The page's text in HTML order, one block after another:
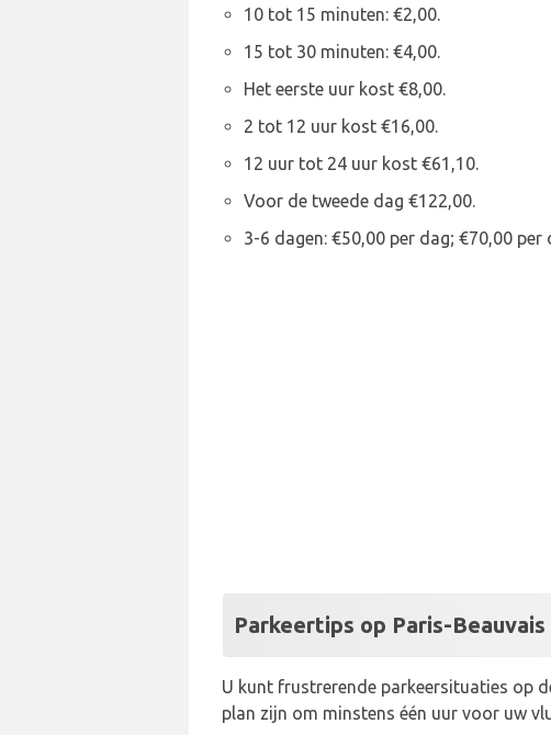
10 tot 15 minuten: €2,00.
15 tot 30 minuten: €4,00.
Het eerste uur kost €8,00.
2 tot 12 uur kost €16,00.
12 uur tot 24 uur kost €61,10.
Voor de tweede dag €122,00.
3-6 dagen: €50,00 per dag; €70,00 per
Parkeertips op Paris-
U kunt frustrerende parkeersituaties op
plan zijn om minstens één uur voor uw